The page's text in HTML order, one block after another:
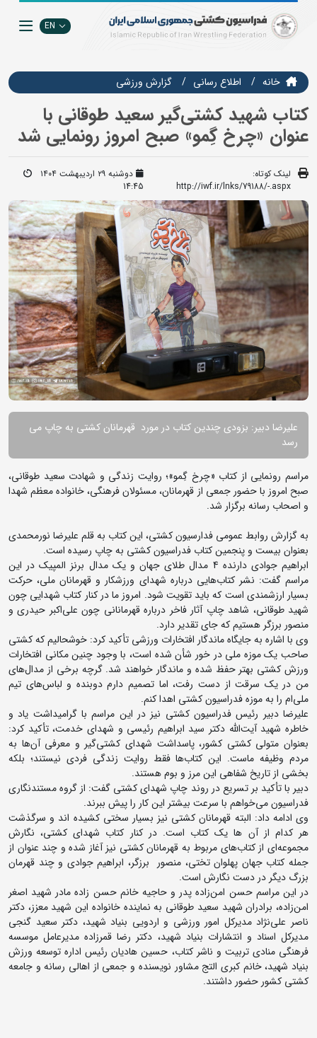
EN
خانه اطلاع رسانی گزارش ورزشی
کتاب شهید کشتی‌گیر سعید طوقانی با
عنوان «چرخ گِمو» صبح امروز رونمایی شد
لینک کوتاه:
http://iwf.ir/lnks/79188/-.aspx
دوشنبه ۲۹ اردیبهشت ۱۴۰۴
14:45
علیرضا دبیر: بزودی چندین کتاب در مورد قهرمانان کشتی به چاپ می
رسد
مراسم رونمایی از کتاب «چرخ گِمو»؛ روایت زندگی و شهادت سعید طوقانی،
صبح امروز با حضور جمعی از قهرمانان، مسئولان فرهنگی، خانواده معظم شهدا
و اصحاب رسانه برگزار شد.
به گزارش روابط عمومی فدارسیون کشتی، این کتاب به قلم علیرضا نورمحمدی
بعنوان بیست و پنجمین کتاب فدراسیون کشتی به چاپ رسیده است.
ابراهیم جوادی دارنده 4 مدال طلای جهان و یک مدال برنز المپیک در این
مراسم گفت: نشر کتاب‌هایی درباره شهدای ورزشکار و قهرمانان ملی، حرکت
بسیار ارزشمندی است که باید تقویت شود. امروز ما در کنار کتاب شهدایی چون
شهید طوقانی، شاهد چاپ آثار فاخر درباره قهرمانانی چون علی‌اکبر حیدری و
منصور برزگر هستیم که جای تقدیر دارد.
وی با اشاره به جایگاه ماندگار افتخارات ورزشی تأکید کرد: خوشحالیم که کشتی
صاحب یک موزه ملی در خور شأن شده است، با وجود چنین مکانی افتخارات
ورزش کشتی بهتر حفظ شده و ماندگار خواهند شد. گرچه برخی از مدال‌های
من در یک سرقت از دست رفت، اما تصمیم دارم دوبنده و لباس‌های تیم
ملی‌ام را به موزه فدراسیون کشتی اهدا کنم.
علیرضا دبیر رئیس فدراسیون کشتی نیز در این مراسم با گرامیداشت یاد و
خاطره شهید آیت‌الله دکتر سید ابراهیم رئیسی و شهدای خدمت، تأکید کرد:
بعنوان متولی کشتی کشور، پاسداشت شهدای کشتی‌گیر و معرفی آن‌ها به
مردم وظیفه ماست. این کتاب‌ها فقط روایت زندگی فردی نیستند؛ بلکه
بخشی از تاریخ‌ شفاهی این مرز و بوم هستند.
دبیر با تأکید بر تسریع در روند چاپ شهدای کشتی گفت: از گروه مستندنگاری
فدراسیون می‌خواهم با سرعت بیشتر این کار را پیش ببرند.
وی ادامه داد: البته قهرمانان کشتی نیز بسیار سختی کشیده اند و سرگذشت
هر کدام از آن ها یک کتاب است. در کنار کتاب شهدای کشتی، نگارش
مجموعه‌ای از کتاب‌های مربوط به قهرمانان کشتی نیز آغاز شده و چند عنوان از
جمله کتاب جهان پهلوان تختی، منصور برزگر، ابراهیم جوادی و چند قهرمان
بزرگ دیگر در دست نگارش است.
در این مراسم حسن امن‌زاده پدر و حاجیه خانم حسن زاده مادر شهید اصغر
امن‌زاده، برادران شهید سعید طوقانی به نماینده خانواده این شهید معزز، دکتر
ناصر علی‌نژاد مدیرکل امور ورزشی و اردویی بنیاد شهید، دکتر سعید گنجی
مدیرکل اسناد و انتشارات بنیاد شهید، دکتر رضا قمرزاده مدیرعامل موسسه
فرهنگی منادی تربیت و ناشر کتاب، حسین هادیان رئیس اداره توسعه ورزش
بنیاد شهید، خانم کبری التج مشاور نویسنده و جمعی از اهالی رسانه و جامعه
کشتی کشور حضور داشتند.